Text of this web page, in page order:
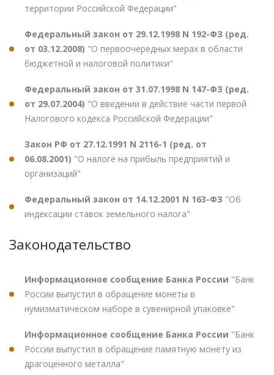
территории Российской Федерации"
Федеральный закон от 29.12.1998 N 192-ФЗ (ред.
от 03.12.2008) "О первоочередных мерах в области
бюджетной и налоговой политики"
Федеральный закон от 31.07.1998 N 147-ФЗ (ред.
от 29.07.2004) "О введении в действие части первой
Налогового кодекса Российской Федерации"
Закон РФ от 27.12.1991 N 2116-1 (ред. от
06.08.2001) "О налоге на прибыль предприятий и
организаций"
Федеральный закон от 14.12.2001 N 163-ФЗ "Об
индексации ставок земельного налога"
Законодательство
Информационное сообщение Банка России "Банк
России выпустил в обращение монеты в
нумизматическом наборе в сувенирной упаковке"
Информационное сообщение Банка России "Банк
России выпустил в обращение памятную монету из
драгоценного металла"